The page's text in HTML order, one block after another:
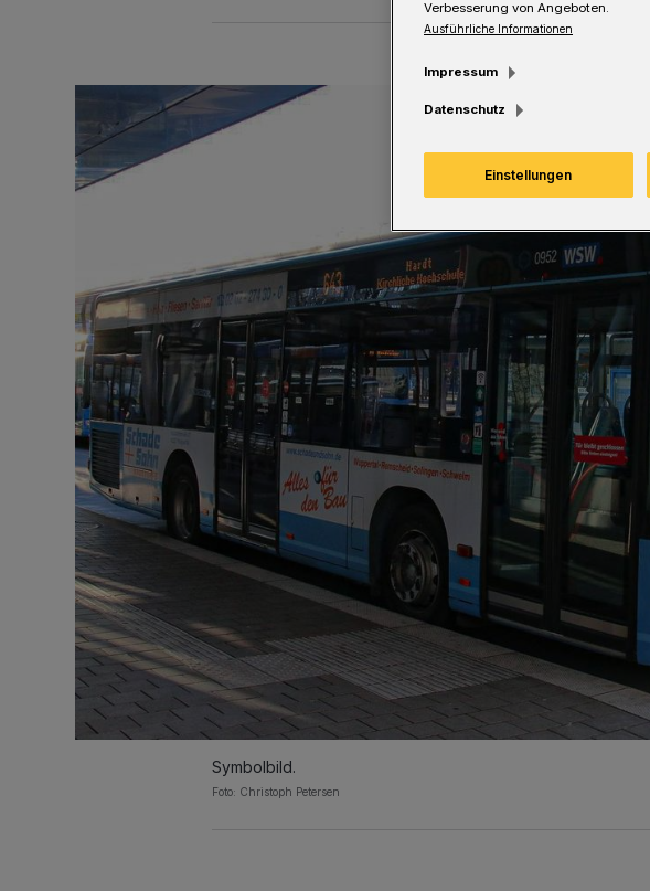
Symbolbild.
Foto: Christoph Petersen
Verbesserung von Angeboten.
Ausführliche Informationen
Impressum
Datenschutz
Einstellungen